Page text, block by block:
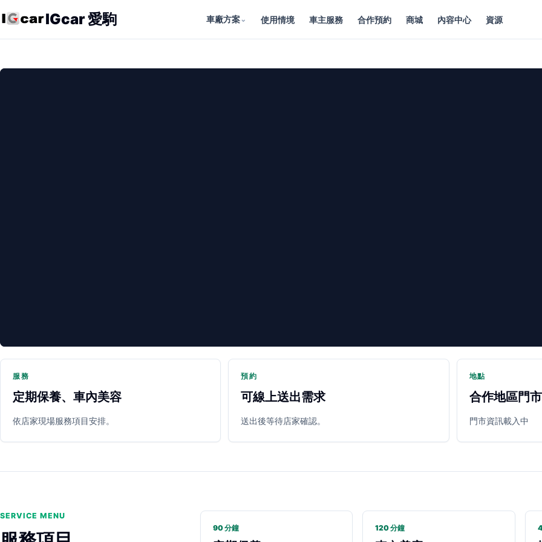
IGcar 愛駒 車廠方案⌄ 使用情境 車主服務 合作預約 商城 內容中心 資源
服務
定期保養、車內美容
依店家現場服務項目安排。
預約
可線上送出需求
送出後等待店家確認。
地點
合作地區門市
門市資訊載入中
SERVICE MENU
90 分鐘 120 分鐘